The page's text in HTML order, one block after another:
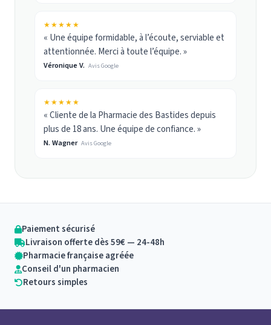
★★★★★
« Une équipe formidable, à l’écoute, serviable et
attentionnée. Merci à toute l’équipe. »
Véronique V. Avis Google
★★★★★
« Cliente de la Pharmacie des Bastides depuis
plus de 18 ans. Une équipe de confiance. »
N. Wagner Avis Google
Paiement sécurisé
Livraison offerte dès 59€ — 24-48h
Pharmacie française agréée
Conseil d'un pharmacien
Retours simples